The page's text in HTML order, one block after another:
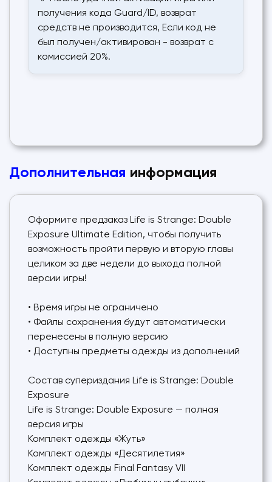
получения кода Guard/ID, возврат
средств не производится, Если код не
был получен/активирован - возврат с
комиссией 20%.
Дополнительная информация
Оформите предзаказ Life is Strange: Double
Exposure Ultimate Edition, чтобы получить
возможность пройти первую и вторую главы
целиком за две недели до выхода полной
версии игры!
• Время игры не ограничено
• Файлы сохранения будут автоматически
перенесены в полную версию
• Доступны предметы одежды из дополнений
Состав супериздания Life is Strange: Double
Exposure
Life is Strange: Double Exposure — полная
версия игры
Комплект одежды «Жуть»
Комплект одежды «Десятилетия»
Комплект одежды Final Fantasy VII